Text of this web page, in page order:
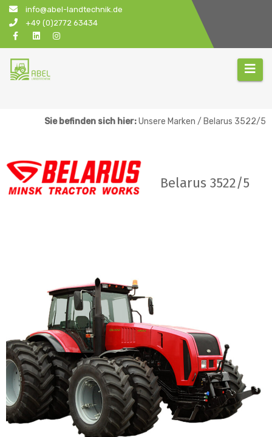
Zum
Inhalt
springen
info@abel-landtechnik.de
+49 (0)2772 63434
Sie befinden sich hier:Unsere Marken / Belarus 3522/5
Belarus 3522/5